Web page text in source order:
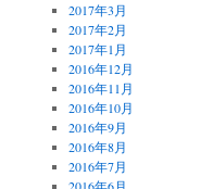
2017年3月
2017年2月
2017年1月
2016年12月
2016年11月
2016年10月
2016年9月
2016年8月
2016年7月